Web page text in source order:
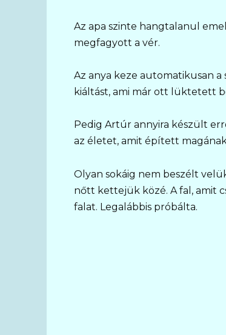
Az apa szinte hangtalanul
megfagyott a vér.
Az anya keze automatikusan
kiáltást, ami már ott lüktetett
Pedig Artúr annyira készült
az életet, amit épített
Olyan sokáig nem beszélt
nőtt kettejük közé. A fal, amit
falat. Legalábbis próbálta.